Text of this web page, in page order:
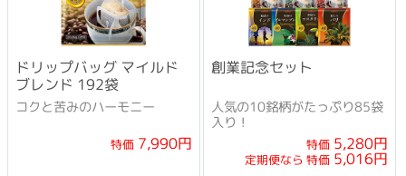
ドリップバッグ マイルド
ブレンド 192袋
コクと苦みのハーモニー
特価7,990円
創業記念セット
人気の10銘柄がたっぷり85袋
入り！
特価5,280円
定期便なら 特価5,016円